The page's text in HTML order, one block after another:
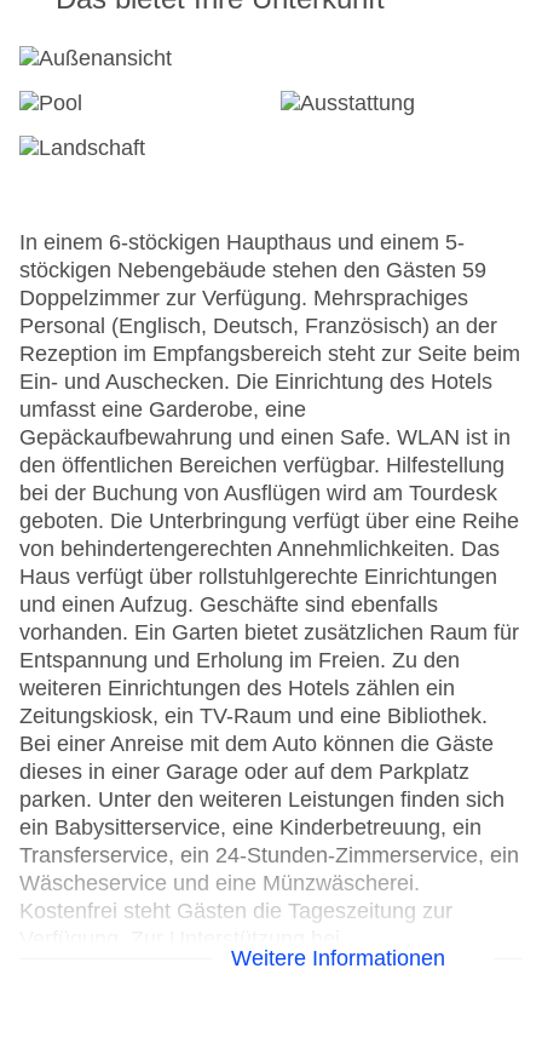
In einem 6-stöckigen Haupthaus und einem 5-
stöckigen Nebengebäude stehen den Gästen 59
Doppelzimmer zur Verfügung. Mehrsprachiges
Personal (Englisch, Deutsch, Französisch) an der
Rezeption im Empfangsbereich steht zur Seite beim
Ein- und Auschecken. Die Einrichtung des Hotels
umfasst eine Garderobe, eine
Gepäckaufbewahrung und einen Safe. WLAN ist in
den öffentlichen Bereichen verfügbar. Hilfestellung
bei der Buchung von Ausflügen wird am Tourdesk
geboten. Die Unterbringung verfügt über eine Reihe
von behindertengerechten Annehmlichkeiten. Das
Haus verfügt über rollstuhlgerechte Einrichtungen
und einen Aufzug. Geschäfte sind ebenfalls
vorhanden. Ein Garten bietet zusätzlichen Raum für
Entspannung und Erholung im Freien. Zu den
weiteren Einrichtungen des Hotels zählen ein
Zeitungskiosk, ein TV-Raum und eine Bibliothek.
Bei einer Anreise mit dem Auto können die Gäste
dieses in einer Garage oder auf dem Parkplatz
parken. Unter den weiteren Leistungen finden sich
ein Babysitterservice, eine Kinderbetreuung, ein
Transferservice, ein 24-Stunden-Zimmerservice, ein
Wäscheservice und eine Münzwäscherei.
Kostenfrei steht Gästen die Tageszeitung zur
Geschäftstätigkeiten ist ein Faxgerät verfügbar.
Weitere Informationen